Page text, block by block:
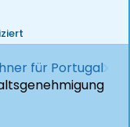
für Portugal